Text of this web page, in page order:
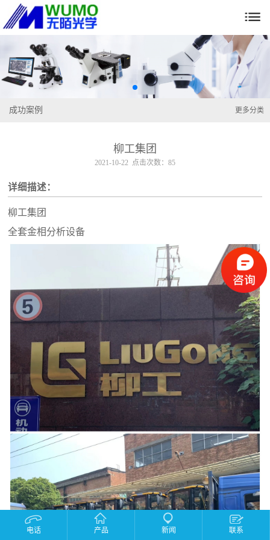

更多分类
成功案例
柳工集团
2021-10-22 点击次数：85
详细描述：
柳工集团
全套金相分析设备
电话 产品 新闻 联系